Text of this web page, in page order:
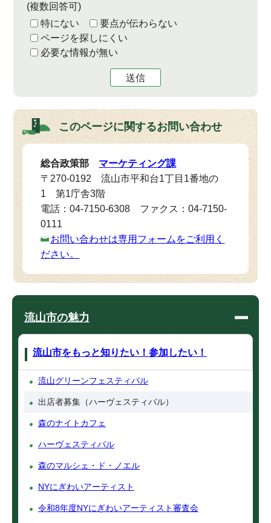
(複数回答可)
特にない
要点が伝わらない
ページを探しにくい
必要な情報が無い
送信
このページに関するお問い合わせ
総合政策部 マーケティング課
〒270-0192 流山市平和台1丁目1番地の
1 第1庁舎3階
電話：04-7150-6308 ファクス：04-7150-
0111
お問い合わせは専用フォームをご利用く
ださい。
流山市の魅力
流山市をもっと知りたい！参加したい！
流山グリーンフェスティバル
出店者募集（ハーヴェスティバル）
森のナイトカフェ
ハーヴェスティバル
森のマルシェ・ド・ノエル
NYにぎわいアーティスト
令和8年度NYにぎわいアーティスト審査会